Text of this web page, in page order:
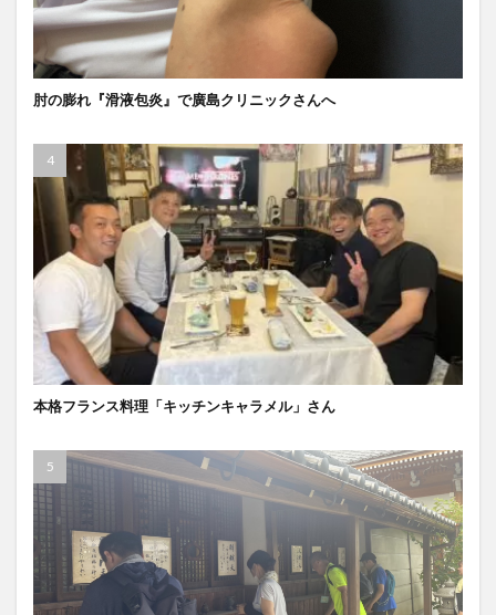
肘の膨れ『滑液包炎』で廣島クリニックさんへ
本格フランス料理「キッチンキャラメル」さん